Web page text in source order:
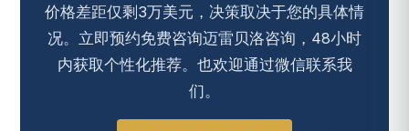
价格差距仅剩3万美元，决策取决于您的具体情
况。立即预约免费咨询迈雷贝洛咨询，48小时
内获取个性化推荐。也欢迎通过微信联系我
们。